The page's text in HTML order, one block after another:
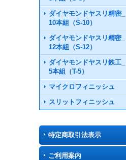
ダイヤモンドヤスリ精密_
10本組（S-10）
ダイヤモンドヤスリ精密_
12本組（S-12）
ダイヤモンドヤスリ鉄工_
5本組（T-5）
マイクロフィニッシュ
スリットフィニッシュ
特定商取引法表示
ご利用案内